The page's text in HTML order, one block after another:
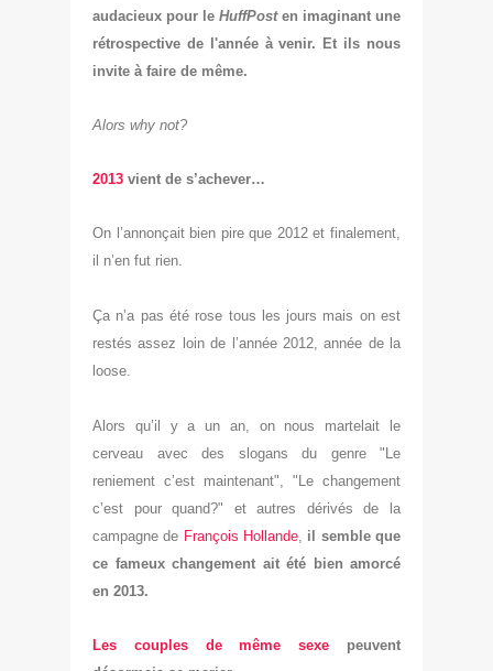
audacieux pour le HuffPost en imaginant une
rétrospective de l'année à venir. Et ils nous
invite à faire de même.
Alors why not?
2013 vient de s’achever…
On l’annonçait bien pire que 2012 et finalement,
il n’en fut rien.
Ça n’a pas été rose tous les jours mais on est
restés assez loin de l’année 2012, année de la
loose.
Alors qu’il y a un an, on nous martelait le
cerveau avec des slogans du genre "Le
reniement c’est maintenant", "Le changement
c’est pour quand?" et autres dérivés de la
campagne de François Hollande il semble que
ce fameux changement ait été bien amorcé
en 2013.
Les couples de même sexe peuvent